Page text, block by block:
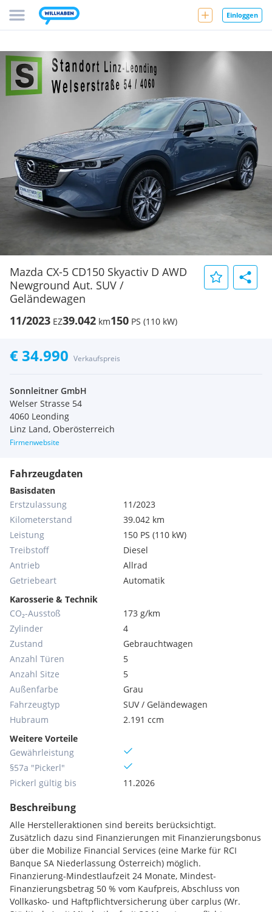
Einloggen
Mazda CX-5 CD150 Skyactiv D AWD
Newground Aut. SUV /
Geländewagen
11/2023 EZ39.042 km150 PS (110 kW)
€ 34.990 Verkaufspreis
Sonnleitner GmbH
Welser Strasse 54
4060 Leonding
Linz Land, Oberösterreich
Firmenwebsite
Fahrzeugdaten
Basisdaten
Erstzulassung
11/2023
Kilometerstand
39.042 km
Leistung
150 PS (110 kW)
Treibstoff
Diesel
Antrieb
Allrad
Getriebeart
Automatik
Karosserie & Technik
CO₂-Ausstoß
173 g/km
Zylinder
4
Zustand
Gebrauchtwagen
Anzahl Türen
5
Anzahl Sitze
5
Außenfarbe
Grau
Fahrzeugtyp
SUV / Geländewagen
Hubraum
2.191 ccm
Weitere Vorteile
Gewährleistung
§57a "Pickerl"
Pickerl gültig bis
11.2026
Beschreibung
Alle Herstelleraktionen sind bereits berücksichtigt.
Zusätzlich dazu sind Finanzierungen mit Finanzierungsbonus
über die Mobilize Financial Services (eine Marke für RCI
Banque SA Niederlassung Österreich) möglich.
Finanzierung-Mindestlaufzeit 24 Monate, Mindest-
Finanzierungsbetrag 50 % vom Kaufpreis, Abschluss von
Vollkasko- und Haftpflichtversicherung über carplus (Wr.